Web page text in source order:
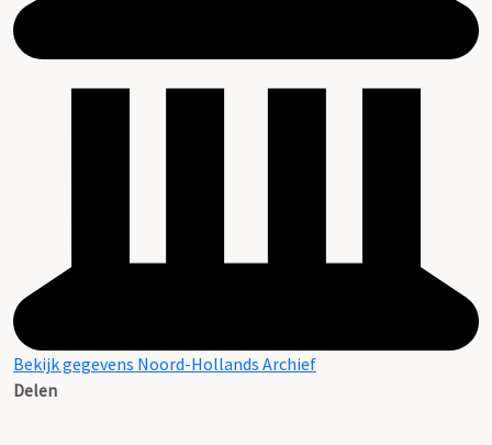
Bekijk gegevens Noord-Hollands Archief
Delen